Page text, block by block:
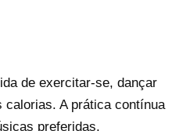
de exercitar-se, dançar
calorias. A prática contínua
preferidas,